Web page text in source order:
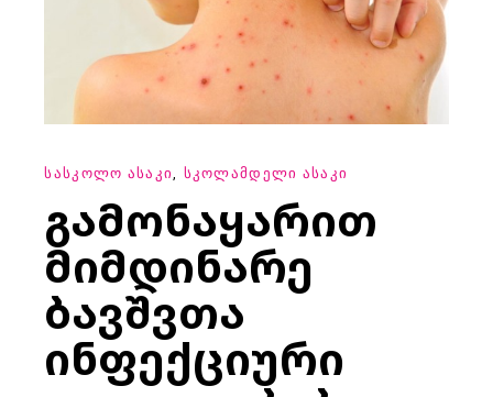
ᲡᲐᲡᲙᲝᲚᲝ ᲐᲡᲐᲙᲘ ᲡᲙᲝᲚᲐᲛᲓᲔᲚᲘ ᲐᲡᲐᲙᲘ
ᲒᲐᲛᲝᲜᲐᲧᲐᲠᲘᲗ
ᲛᲘᲛᲓᲘᲜᲐᲠᲔ
ᲑᲐᲕᲨᲕᲗᲐ
ᲘᲜᲤᲔᲥᲪᲘᲣᲠᲘ